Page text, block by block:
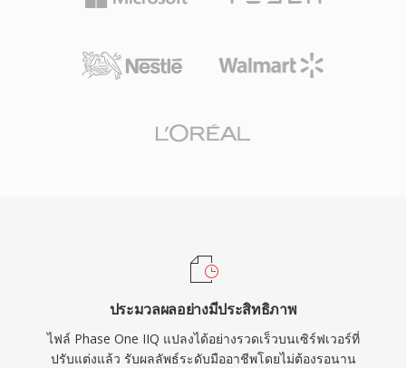
ประมวลผลอย่างมีประสิทธิภาพ
ไฟล์ Phase One IIQ แปลงได้อย่างรวดเร็วบนเซิร์ฟเวอร์ที่
ปรับแต่งแล้ว รับผลลัพธ์ระดับมืออาชีพโดยไม่ต้องรอนาน